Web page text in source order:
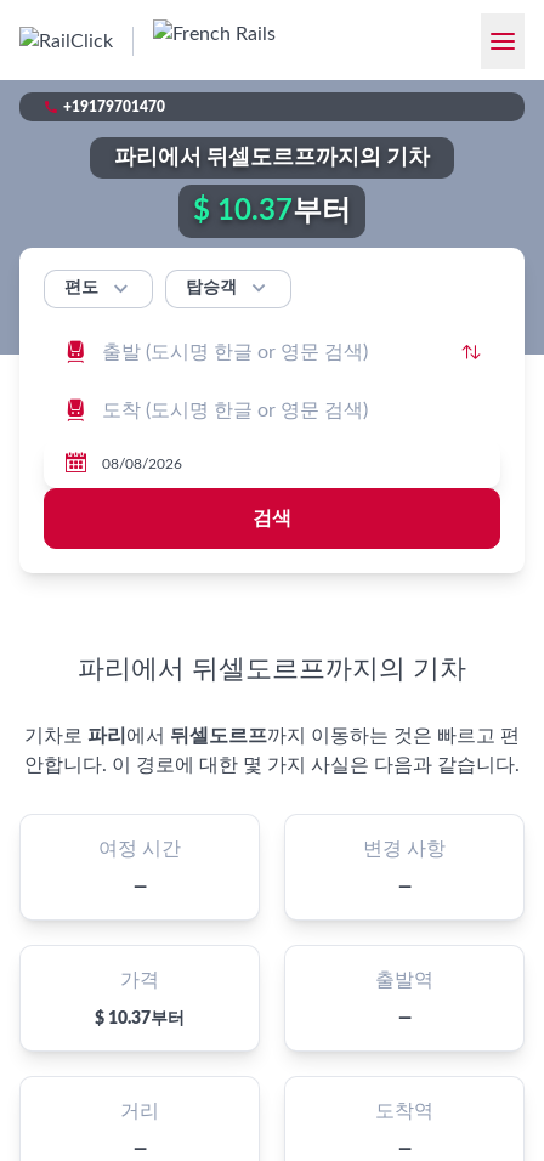
 +19179701470
파리에서 뒤셀도르프까지의 기차
$ 10.37부터
편도  탑승객 
 


검색
파리에서 뒤셀도르프까지의 기차
기차로 파리 에서 뒤셀도르프까지 이동하는 것은 빠르고 편
안합니다. 이 경로에 대한 몇 가지 사실은 다음과 같습니다.
여정 시간
—
가격
$ 10.37부터
거리
—
변경 사항
—
출발역
—
도착역
—